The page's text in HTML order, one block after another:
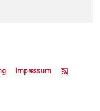
Impressum